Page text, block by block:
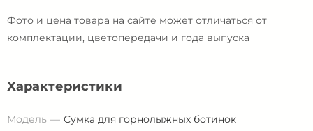
Фото и цена товара на сайте может отличаться от
комплектации, цветопередачи и года выпуска
Характеристики
Модель
Сумка для горнолыжных ботинок